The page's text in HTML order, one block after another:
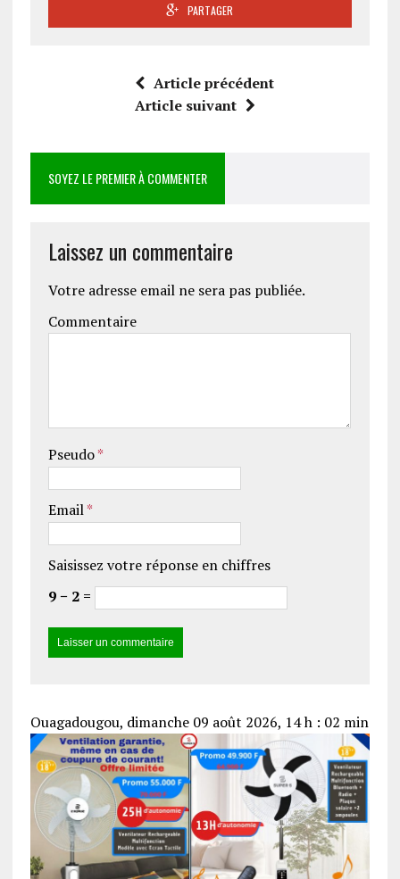
PARTAGER
Article précédent
Article suivant
SOYEZ LE PREMIER À COMMENTER
Laissez un commentaire
Votre adresse email ne sera pas publiée.
Commentaire
Pseudo*
Email*
Saisissez votre réponse en chiffres
9 − 2 =
Ouagadougou, dimanche 09 août 2026, 14 h : 02 min